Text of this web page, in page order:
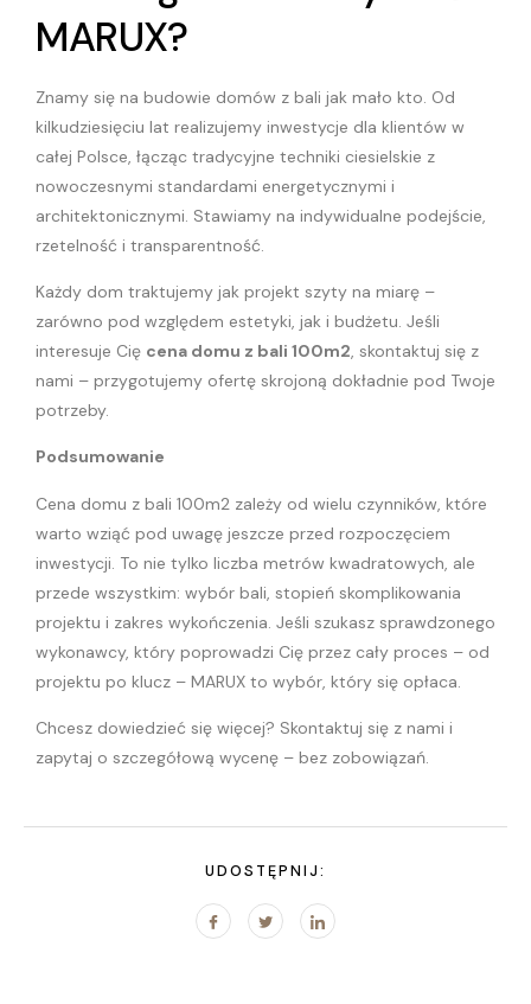
MARUX?
Znamy się na budowie domów z bali jak mało kto. Od
kilkudziesięciu lat realizujemy inwestycje dla klientów w
całej Polsce, łącząc tradycyjne techniki ciesielskie z
nowoczesnymi standardami energetycznymi i
architektonicznymi. Stawiamy na indywidualne podejście,
rzetelność i transparentność.
Każdy dom traktujemy jak projekt szyty na miarę –
zarówno pod względem estetyki, jak i budżetu. Jeśli
interesuje Cię cena domu z bali 100m2, skontaktuj się z
nami – przygotujemy ofertę skrojoną dokładnie pod Twoje
potrzeby.
Podsumowanie
Cena domu z bali 100m2 zależy od wielu czynników, które
warto wziąć pod uwagę jeszcze przed rozpoczęciem
inwestycji. To nie tylko liczba metrów kwadratowych, ale
przede wszystkim: wybór bali, stopień skomplikowania
projektu i zakres wykończenia. Jeśli szukasz sprawdzonego
wykonawcy, który poprowadzi Cię przez cały proces – od
projektu po klucz – MARUX to wybór, który się opłaca.
Chcesz dowiedzieć się więcej? Skontaktuj się z nami i
zapytaj o szczegółową wycenę – bez zobowiązań.
UDOSTĘPNIJ: